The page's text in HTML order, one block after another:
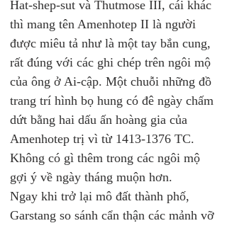
Hat-shep-sut và Thutmose III, cái khác
thì mang tên Amenhotep II là người
được miêu tả như là một tay bắn cung,
rất đúng với các ghi chép trên ngôi mộ
của ông ở Ai-cập. Một chuỗi những đồ
trang trí hình bọ hung có đê ngày chấm
dứt bằng hai dấu ấn hoàng gia của
Amenhotep trị vì từ 1413-1376 TC.
Không có gì thêm trong các ngôi mộ
gợi ý về ngày tháng muộn hơn.
Ngay khi trở lại mô đất thành phố,
Garstang so sánh cẩn thận các mảnh vỡ